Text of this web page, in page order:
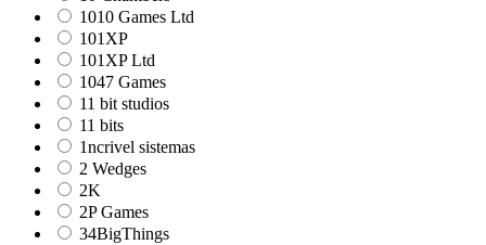
1010 Games Ltd
101XP
101XP Ltd
1047 Games
11 bit studios
11 bits
1ncrivel sistemas
2 Wedges
2K
2P Games
34BigThings